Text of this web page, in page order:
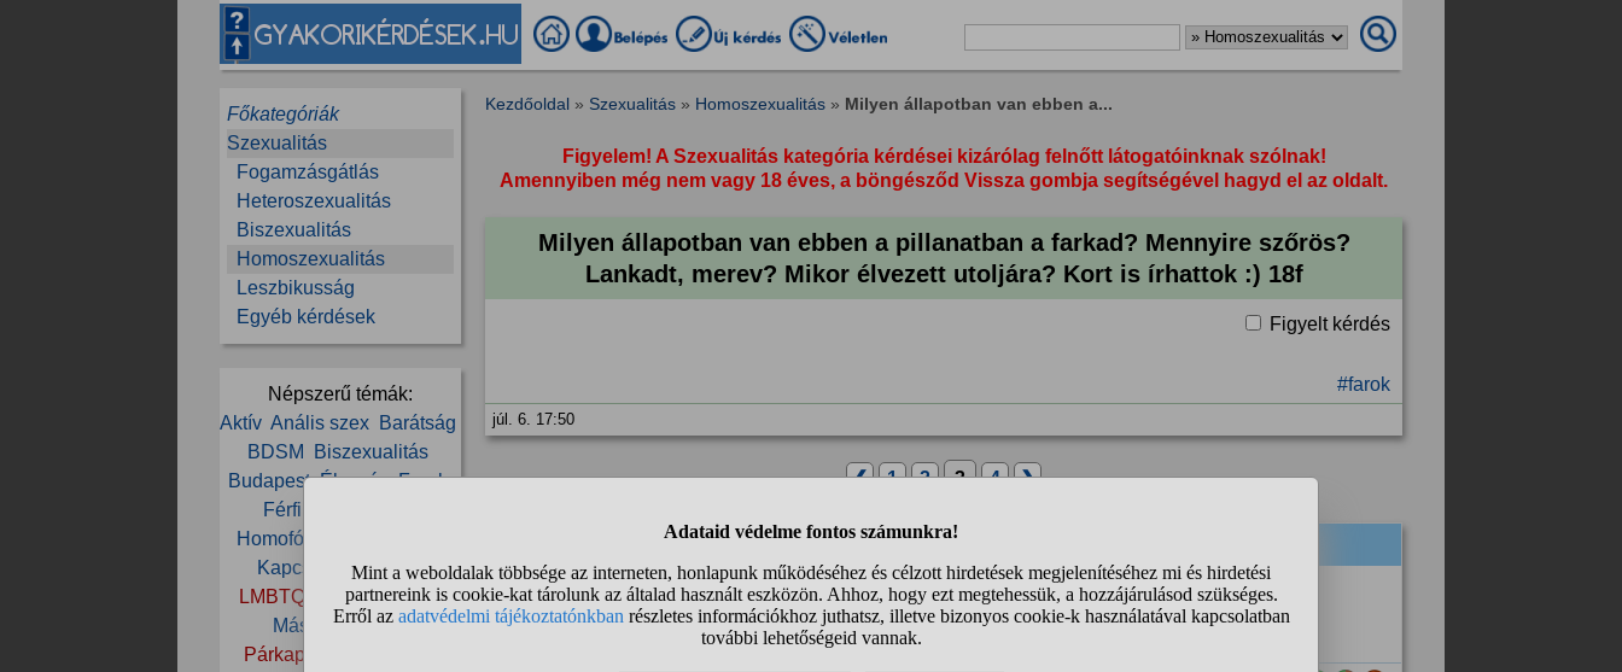
Főkategóriák
Szexualitás
Fogamzásgátlás
Heteroszexualitás
Biszexualitás
Homoszexualitás
Leszbikusság
Egyéb kérdések
Népszerű témák:
Aktív Anális szex Barátság
BDSM
Biszexualitás
Budapest Élvezés Farok
Férfi
Homofóbia
Kapcsolat
Lábfétis
LMBTQ
Magyarország
Másság Meleg
Párkapcsolat
Kezdőoldal » Szexualitás » Homoszexualitás » Milyen állapotban van ebben a...
Figyelem! A Szexualitás kategória kérdései kizárólag felnőtt látogatóinknak szólnak!
Amennyiben még nem vagy 18 éves, a böngésződ Vissza gombja segítségével hagyd el az oldalt.
Milyen állapotban van ebben a pillanatban a farkad? Mennyire szőrös?
Lankadt, merev? Mikor élvezett utoljára? Kort is írhattok :) 18f
Figyelt kérdés
#farok
júl. 6. 17:50
❮ 1 2 3 4 ❯
81%
Borostas,lankadt, 2 napja folyt a sperma mikor dugtak